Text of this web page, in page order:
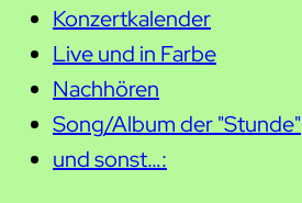
Konzertkalender
Live und in Farbe
Nachhören
Song/Album der "Stunde"
und sonst…: